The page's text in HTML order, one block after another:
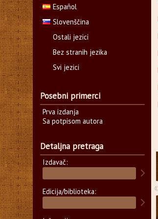
‹
Español
Slovenščina
Ostali jezici
Bez stranih jezika
Svi jezici
Posebni primerci
Prva izdanja
Sa potpisom autora
Detaljna pretraga
Izdavač:
Edicija/biblioteka: